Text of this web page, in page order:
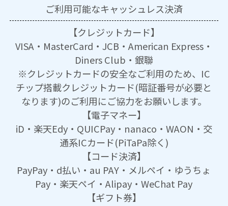
ご利用可能なキャッシュレス決済
【クレジットカード】
VISA・MasterCard・JCB・American Express・
Diners Club・銀聯
※クレジットカードの安全なご利用のため、IC
チップ搭載クレジットカード(暗証番号が必要と
なります)のご利用にご協力をお願いします。
【電子マネー】
iD・楽天Edy・QUICPay・nanaco・WAON・交
通系ICカード(PiTaPa除く)
【コード決済】
PayPay・d払い・au PAY・メルペイ・ゆうちょ
Pay・楽天ペイ・Alipay・WeChat Pay
【ギフト券】